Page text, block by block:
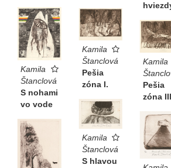
Kamila
Štanclová
S nohami
vo vode
Kamila
Štanclová
Pešia
zóna I.
Kamila
Pešia
zóna
Kamila
Štanclová
S hlavou